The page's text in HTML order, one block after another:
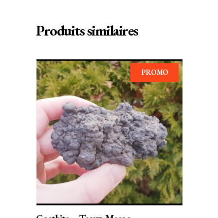
Produits similaires
PROMO
AJOUTER AU PANIER